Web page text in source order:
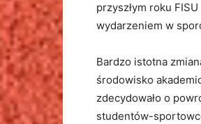
przyszłym roku
wydarzeniem w
Bardzo istotna
środowisko
zdecydowało o
studentów-